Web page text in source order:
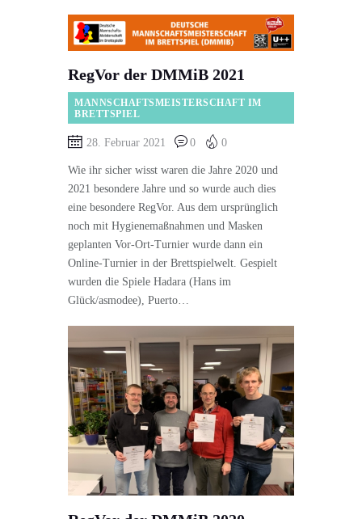
RegVor der DMMiB 2021
MANNSCHAFTSMEISTERSCHAFT IM
BRETTSPIEL
28. Februar 2021 0 0
Wie ihr sicher wisst waren die Jahre 2020 und
2021 besondere Jahre und so wurde auch dies
eine besondere RegVor. Aus dem ursprünglich
noch mit Hygienemaßnahmen und Masken
geplanten Vor-Ort-Turnier wurde dann ein
Online-Turnier in der Brettspielwelt. Gespielt
wurden die Spiele Hadara (Hans im
Glück/asmodee), Puerto…